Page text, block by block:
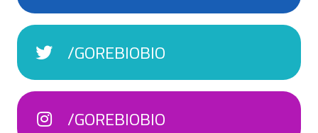
/GOREBIOBIO
/GOREBIOBIO